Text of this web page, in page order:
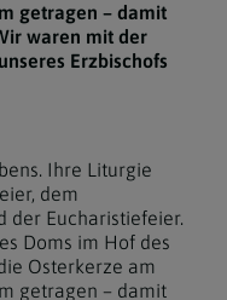
getragen – damit
waren mit der
Erzbischofs
Ihre Liturgie
dem
der Eucharistiefeier.
Doms im Hof des
Osterkerze am
getragen – damit